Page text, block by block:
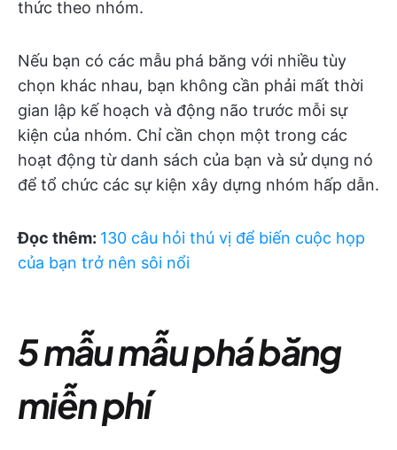
thức theo nhóm.
Nếu bạn có các mẫu phá băng với nhiều tùy
chọn khác nhau, bạn không cần phải mất thời
gian lập kế hoạch và động não trước mỗi sự
kiện của nhóm. Chỉ cần chọn một trong các
hoạt động từ danh sách của bạn và sử dụng nó
để tổ chức các sự kiện xây dựng nhóm hấp dẫn.
Đọc thêm: 130 câu hỏi thú vị để biến cuộc họp
của bạn trở nên sôi nổi
5 mẫu mẫu phá băng
miễn phí